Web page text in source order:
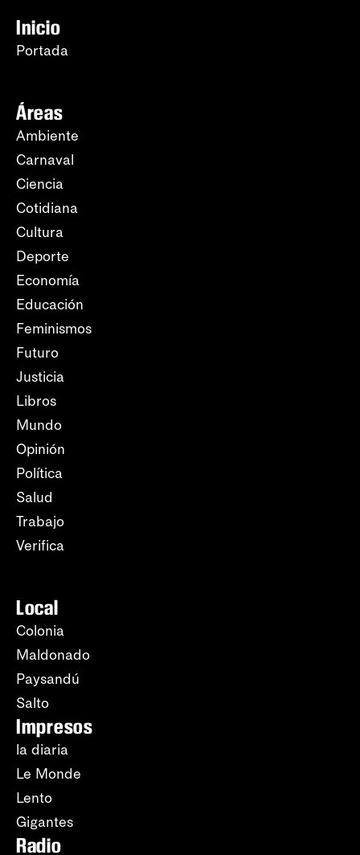
Inicio
Portada
Áreas
Ambiente
Carnaval
Ciencia
Cotidiana
Cultura
Deporte
Economía
Educación
Feminismos
Futuro
Justicia
Libros
Mundo
Opinión
Política
Salud
Trabajo
Verifica
Local
Colonia
Maldonado
Paysandú
Salto
Impresos
la diaria
Le Monde
Lento
Gigantes
Radio